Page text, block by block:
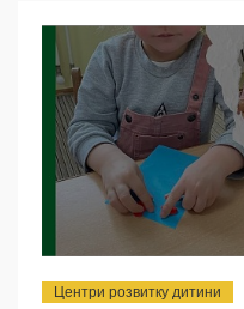
Центри розвитку дитини